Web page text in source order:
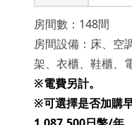
房間數：148間
房間設備：床、空
架、衣櫃、鞋櫃、
※電費另計。
※可選擇是否加購